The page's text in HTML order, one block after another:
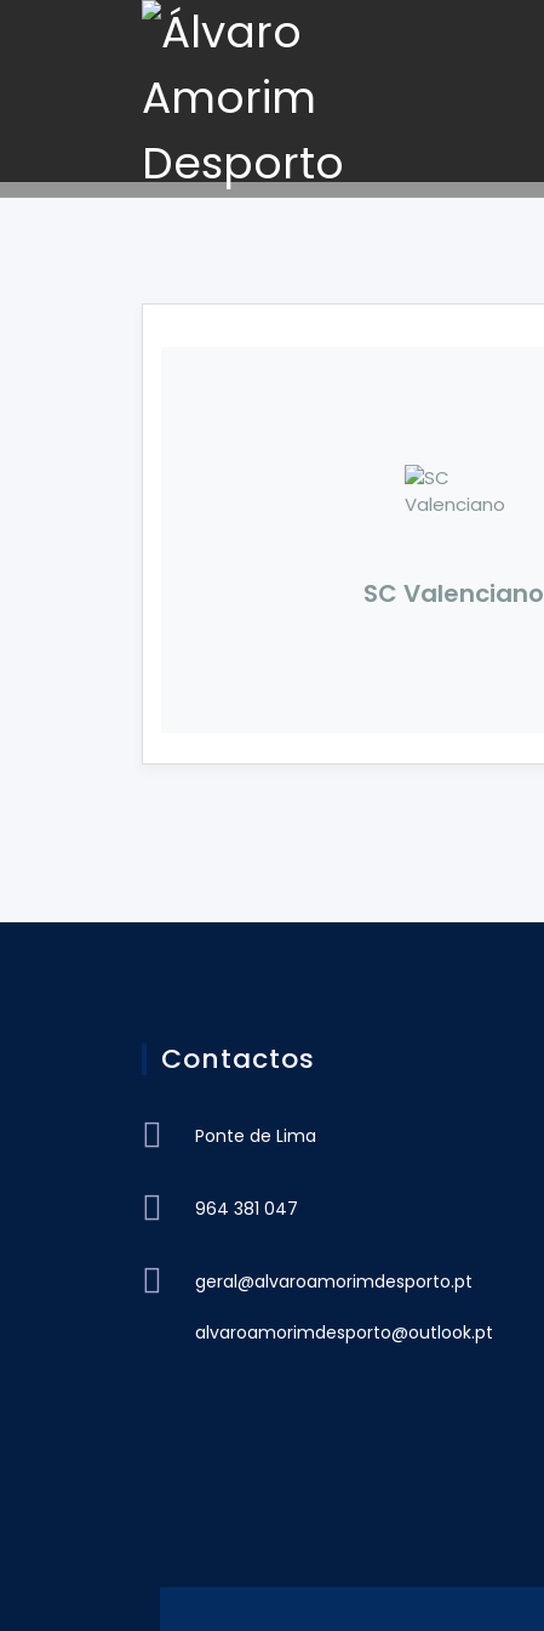
SC Valenciano
Contactos
Ponte de Lima
964 381 047
geral@alvaroamorimdesporto.pt
alvaroamorimdesporto@outlook.pt